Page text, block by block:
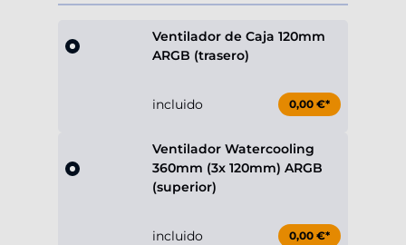
Ventilador de Caja 120mm
ARGB (trasero)
incluido 0,00 €*
Ventilador Watercooling
360mm (3x 120mm) ARGB
(superior)
incluido 0,00 €*